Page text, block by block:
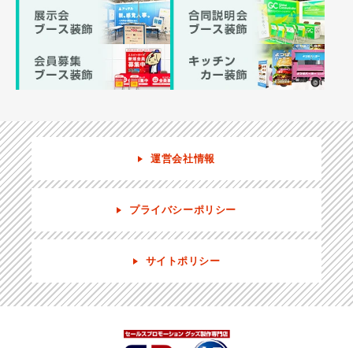
運営会社情報
プライバシーポリシー
サイトポリシー